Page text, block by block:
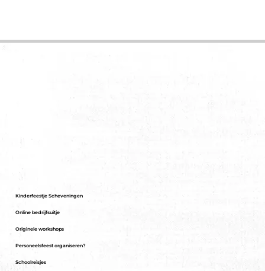
Kinderfeestje Scheveningen
Online bedrijfsuitje
Originele workshops
Personeelsfeest organiseren?
Schoolreisjes